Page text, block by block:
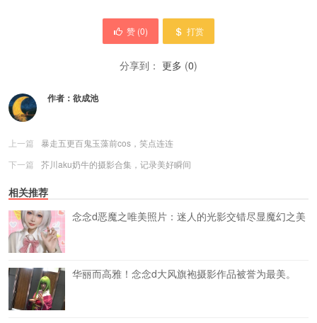
赞 (0) 打赏
分享到： 更多 (0)
作者： 欲成池
上一篇
暴走五更百鬼玉藻前cos，笑点连连
下一篇
芥川aku奶牛的摄影合集，记录美好瞬间
相关推荐
念念d恶魔之唯美照片：迷人的光影交错尽显魔幻之美
华丽而高雅！念念d大风旗袍摄影作品被誉为最美。